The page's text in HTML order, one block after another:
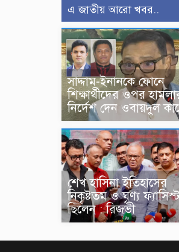
এ জাতীয় আরো খবর..
সাদ্দাম-ইনানকে ফোনে
শিক্ষার্থীদের ওপর
নির্দেশ দেন ওবায়দুল
শেখ হাসিনা ইতিহাসের
নিকৃষ্টতম ও ঘৃণ্য ফ্যাসিস্ট
ছিলেন : রিজভী